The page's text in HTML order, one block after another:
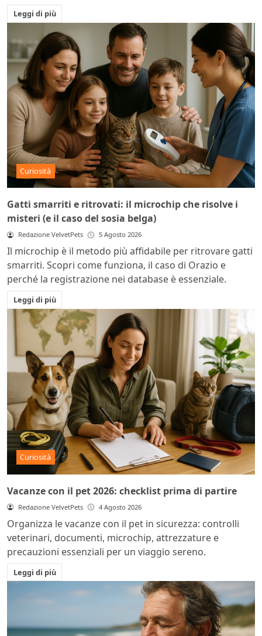
Leggi di più
Curiosità
Gatti smarriti e ritrovati: il microchip che risolve i
misteri (e il caso del sosia belga)
Redazione VelvetPets 5 Agosto 2026
Il microchip è il metodo più affidabile per ritrovare gatti
smarriti. Scopri come funziona, il caso di Orazio e
perché la registrazione nei database è essenziale.
Leggi di più
Curiosità
Vacanze con il pet 2026: checklist prima di partire
Redazione VelvetPets 4 Agosto 2026
Organizza le vacanze con il pet in sicurezza: controlli
veterinari, documenti, microchip, attrezzature e
precauzioni essenziali per un viaggio sereno.
Leggi di più